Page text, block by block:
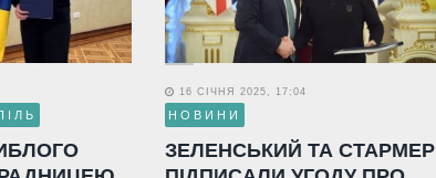
16 СІЧНЯ 2025, 17:04
НОВИНИ
ЗЕЛЕНСЬКИЙ ТА СТАРМЕР